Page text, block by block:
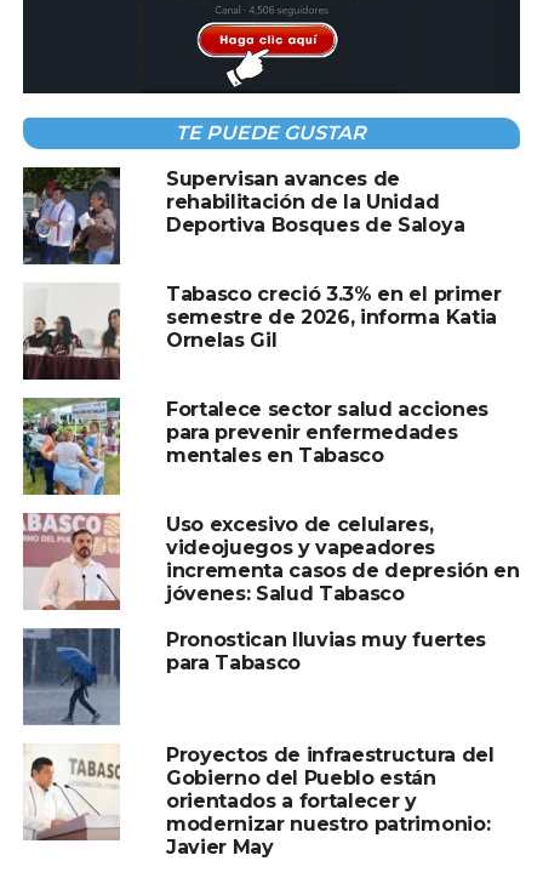
mano de obra local en el desarrollo de infraestructura
habitacional en la entidad.
Compartir en:
TEMAS RELACIONADOS: EMPLEO
SNET
TABASCO
A CONTINUACIÓN
Refuerza IPCET vigilancia en el Parque
Tabasco tras incendio en Nave 1 durante la
Feria Tabasco 2026
NO TE PIERDAS
Impulsan al sector ostrícola en la Feria
Tabasco 2026 con el primer Concurso de
Desconche de Ostión*
TE PUEDE GUSTAR
Supervisan avances de
rehabilitación de la Unidad
Deportiva Bosques de Saloya
Tabasco creció 3.3% en el primer
semestre de 2026, informa Katia
Ornelas Gil
Fortalece sector salud acciones
para prevenir enfermedades
mentales en Tabasco
Uso excesivo de celulares,
videojuegos y vapeadores
incrementa casos de depresión en
jóvenes: Salud Tabasco
Pronostican lluvias muy fuertes
para Tabasco
Proyectos de infraestructura del
Gobierno del Pueblo están
orientados a fortalecer y
modernizar nuestro patrimonio:
Javier May